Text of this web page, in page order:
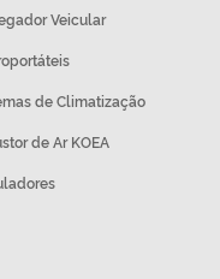
Veicular
de Climatização
de Ar KOEA